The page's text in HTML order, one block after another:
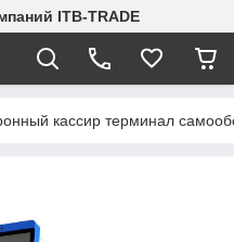
ITB-TRADE
кассир терминал